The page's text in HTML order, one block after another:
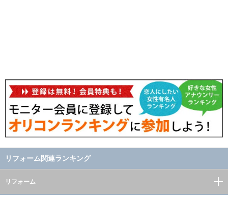
リフォーム関連ランキング
リフォーム